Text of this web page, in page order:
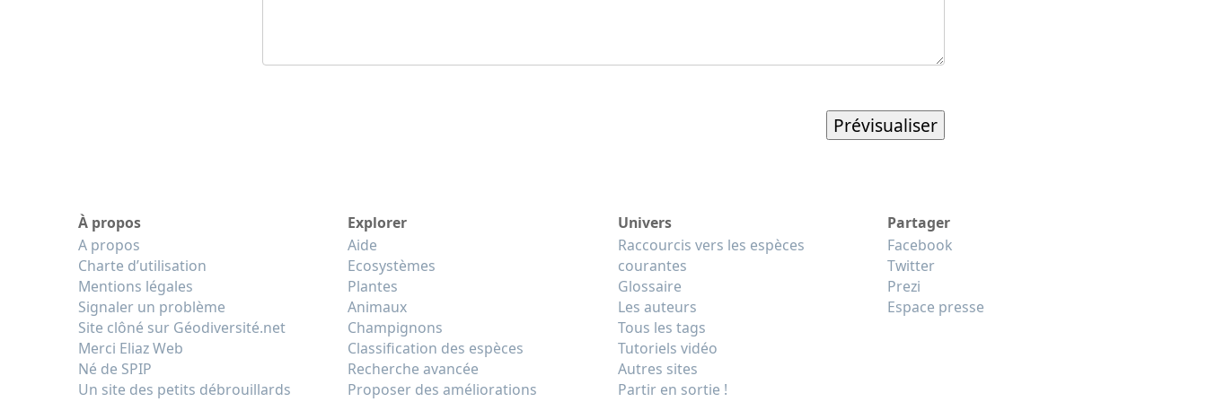
À propos
A propos
Charte d’utilisation
Mentions légales
Signaler un problème
Site clôné sur Géodiversité.net
Merci Eliaz Web
Né de SPIP
Un site des petits débrouillards
Explorer
Aide
Ecosystèmes
Plantes
Animaux
Champignons
Classification des espèces
Recherche avancée
Proposer des améliorations
Univers
Raccourcis vers les espèces
courantes
Glossaire
Les auteurs
Tous les tags
Tutoriels vidéo
Autres sites
Partir en sortie !
Partager
Facebook
Twitter
Prezi
Espace presse